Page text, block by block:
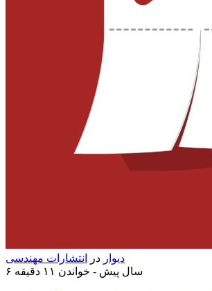
دیوار در
انتشارات مهندسی
۶ سال پیش - خواندن ۱۱ دقیقه